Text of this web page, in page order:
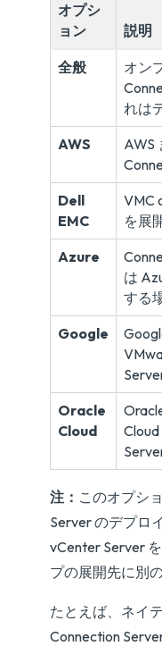
オプシ
ョン
説明
全般
オン
れは
AWS
AWS
Dell
EMC
VMC
を展
Azure
は
する
Google
Oracle
Cloud
注： このオプシ
Server のデプロ
vCenter Server
プの展開先に別
たとえば、ネイ
Connection